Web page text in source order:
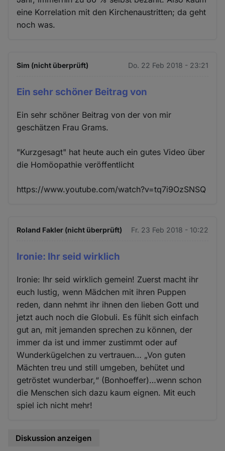
eine Korrelation mit den Kirchenaustritten; da geht
noch was.
Sim (nicht überprüft) Do. 22 Feb 2018 - 23:21
Ein sehr schöner Beitrag von
Ein sehr schöner Beitrag von der von mir
geschätzen Frau Grams.
"Kurzgesagt" hat heute auch ein gutes Video über
die Homöopathie veröffentlicht
https://www.youtube.com/watch?v=tq7i9OzSNSQ
Roland Fakler (nicht überprüft) Fr. 23 Feb 2018 - 10:22
Ironie: Ihr seid wirklich
Ironie: Ihr seid wirklich gemein! Zuerst macht ihr
euch lustig, wenn Mädchen mit ihren Puppen
reden, dann nehmt ihr ihnen den lieben Gott und
jetzt auch noch die Globuli. Es fühlt sich einfach
gut an, mit jemanden sprechen zu können, der
immer da ist und immer zustimmt oder auf
Wunderkügelchen zu vertrauen… „Von guten
Mächten treu und still umgeben, behütet und
getröstet wunderbar,“ (Bonhoeffer)…wenn schon
die Menschen sich dazu kaum eignen. Mit euch
spiel ich nicht mehr!
Diskussion anzeigen